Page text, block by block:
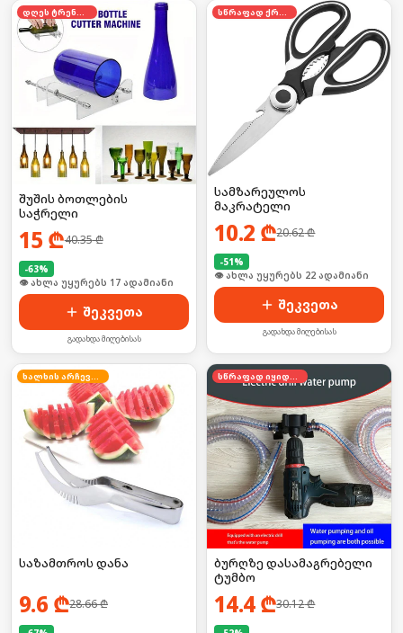
დღეს ტრენდში
შუშის ბოთლების
საჭრელი
15 ₾40.35₾
-63%
🛒 ბოლო 24სთ-ში იყიდა 22-მა
შეკვეთა
გადახდა მიღებისას
სწრაფად ქრება
სამზარეულოს
მაკრატელი
10.2 ₾20.62₾
-51%
🛒 ბოლო 24სთ-ში იყიდა 29-მა
შეკვეთა
გადახდა მიღებისას
ხალხის არჩევანი
საზამთროს დანა
9.6 ₾28.66₾
სწრაფად იყიდება
ბურღზე დასამაგრებელი
ტუმბო
14.4₾30.12₾